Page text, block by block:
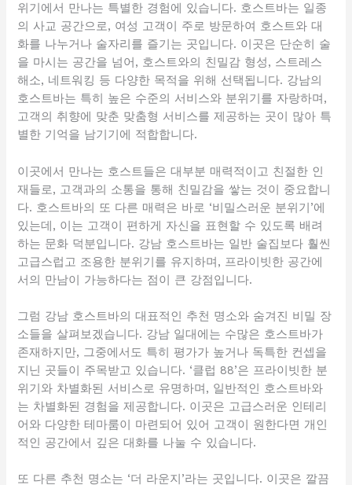
위기에서 만나는 특별한 경험에 있습니다. 호스트바는 일종
의 사교 공간으로, 여성 고객이 주로 방문하여 호스트와 대
화를 나누거나 술자리를 즐기는 곳입니다. 이곳은 단순히 술
을 마시는 공간을 넘어, 호스트와의 친밀감 형성, 스트레스
해소, 네트워킹 등 다양한 목적을 위해 선택됩니다. 강남의
호스트바는 특히 높은 수준의 서비스와 분위기를 자랑하며,
고객의 취향에 맞춘 맞춤형 서비스를 제공하는 곳이 많아 특
별한 기억을 남기기에 적합합니다.
이곳에서 만나는 호스트들은 대부분 매력적이고 친절한 인
재들로, 고객과의 소통을 통해 친밀감을 쌓는 것이 중요합니
다. 호스트바의 또 다른 매력은 바로 ‘비밀스러운 분위기’에
있는데, 이는 고객이 편하게 자신을 표현할 수 있도록 배려
하는 문화 덕분입니다. 강남 호스트바는 일반 술집보다 훨씬
고급스럽고 조용한 분위기를 유지하며, 프라이빗한 공간에
서의 만남이 가능하다는 점이 큰 강점입니다.
그럼 강남 호스트바의 대표적인 추천 명소와 숨겨진 비밀 장
소들을 살펴보겠습니다. 강남 일대에는 수많은 호스트바가
존재하지만, 그중에서도 특히 평가가 높거나 독특한 컨셉을
지닌 곳들이 주목받고 있습니다. ‘클럽 88’은 프라이빗한 분
위기와 차별화된 서비스로 유명하며, 일반적인 호스트바와
는 차별화된 경험을 제공합니다. 이곳은 고급스러운 인테리
어와 다양한 테마룸이 마련되어 있어 고객이 원한다면 개인
적인 공간에서 깊은 대화를 나눌 수 있습니다.
또 다른 추천 명소는 ‘더 라운지’라는 곳입니다. 이곳은 깔끔